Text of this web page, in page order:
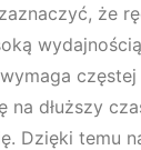
że
na dłuższy
Dzięki temu